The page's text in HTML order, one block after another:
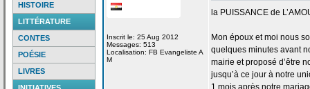
HISTOIRE
LITTÉRATURE
CONTES
POÉSIE
LIVRES
Inscrit le: 25 Aug 2012
Messages: 513
Localisation: FB Evangeliste A
M
la PUISSANCE de
Mon époux et moi nous
quelques minutes avant
mairie et proposé d’être
jusqu’à ce jour à notre
1 mois après notre